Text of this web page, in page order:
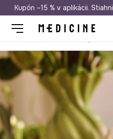
Doprava
Kupón –15 % v aplikácii.